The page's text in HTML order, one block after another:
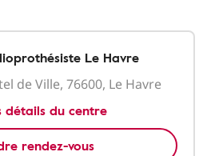
Le Havre
de Ville, 76600, Le Havre
détails du centre
rendez-vous